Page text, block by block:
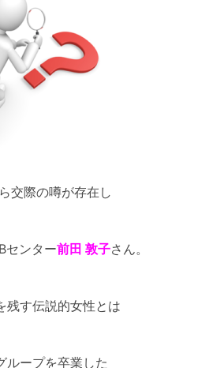
交際の噂が存在し
センター前田 敦子さん。
残す伝説的女性とは
ループを卒業した